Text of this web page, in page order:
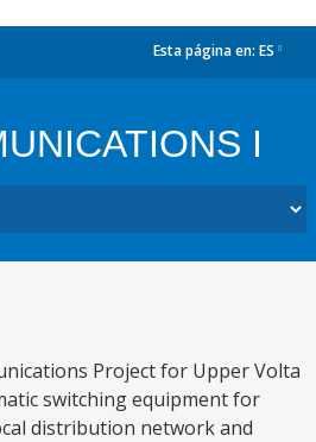
Esta página en: ES
I
Project for Upper Volta
switching equipment for
distribution network and